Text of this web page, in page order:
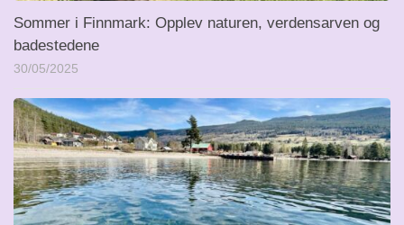
Sommer i Finnmark: Opplev naturen, verdensarven og
badestedene
30/05/2025